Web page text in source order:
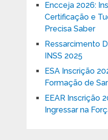
Encceja 2026:
Certificação e
Precisa Saber
Ressarcimento
INSS 2025
ESA Inscrição
Formação de
EEAR Inscrição
Ingressar na